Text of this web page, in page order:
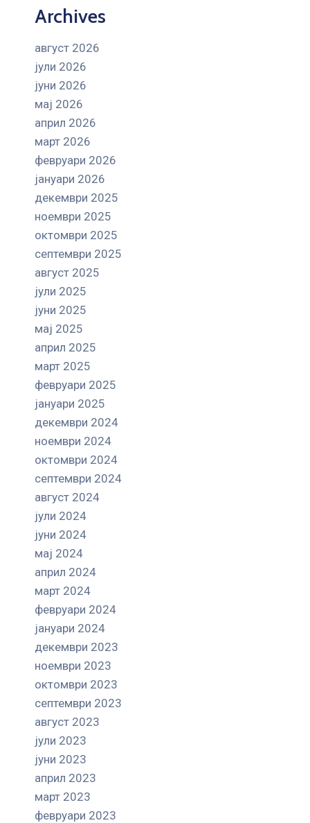
Archives
август 2026
јули 2026
јуни 2026
мај 2026
април 2026
март 2026
февруари 2026
јануари 2026
декември 2025
ноември 2025
октомври 2025
септември 2025
август 2025
јули 2025
јуни 2025
мај 2025
април 2025
март 2025
февруари 2025
јануари 2025
декември 2024
ноември 2024
октомври 2024
септември 2024
август 2024
јули 2024
јуни 2024
мај 2024
април 2024
март 2024
февруари 2024
јануари 2024
декември 2023
ноември 2023
октомври 2023
септември 2023
август 2023
јули 2023
јуни 2023
април 2023
март 2023
февруари 2023